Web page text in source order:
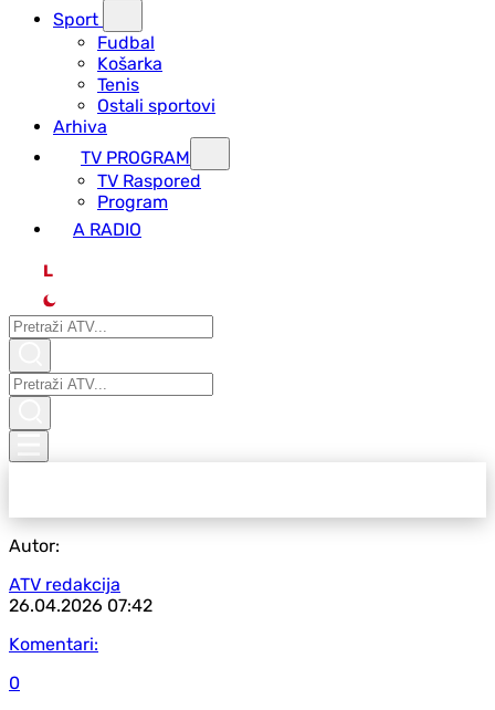
Sport
Fudbal
Košarka
Tenis
Ostali sportovi
Arhiva
TV PROGRAM
ТV Raspored
Program
A RADIO
L
Autor:
ATV redakcija
26.04.2026 07:42
Komentari:
0